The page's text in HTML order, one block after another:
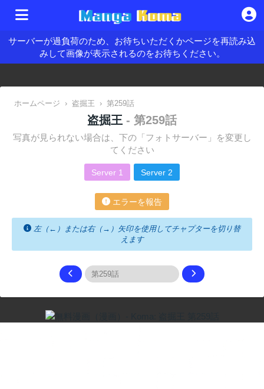
サーバーが過負荷のため、お待ちいただくかページを再読み込
みして画像が表示されるのをお待ちください。
ホームページ › 盗掘王 › 第259話
盗掘王 - 第259話
写真が見られない場合は、下の「フォトサーバー」を変更し
てください
Server 1 Server 2
エラーを報告
左（←）または右（→）矢印を使用してチャプターを切り替
えます